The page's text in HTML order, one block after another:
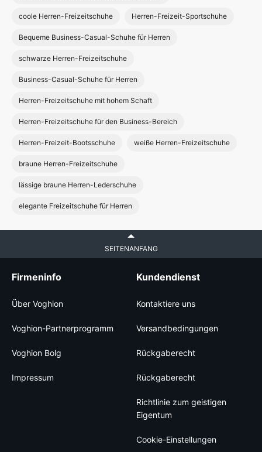
coole Herren-Freizeitschuhe Herren-Freizeit-Sportschuhe
Bequeme Business-Casual-Schuhe für Herren
schwarze Herren-Freizeitschuhe
Business-Casual-Schuhe für Herren
Herren-Freizeitschuhe mit hohem Schaft
Herren-Freizeitschuhe für den Business-Bereich
Herren-Freizeit-Bootsschuhe weiße Herren-Freizeitschuhe
braune Herren-Freizeitschuhe
lässige braune Herren-Lederschuhe
elegante Freizeitschuhe für Herren
SEITENANFANG
Firmeninfo
Über Voghion
Voghion-Partnerprogramm
Voghion Bolg
Impressum
Kundendienst
Kontaktiere uns
Versandbedingungen
Rückgaberecht
Rückgaberecht
Richtlinie zum geistigen
Eigentum
Cookie-Einstellungen